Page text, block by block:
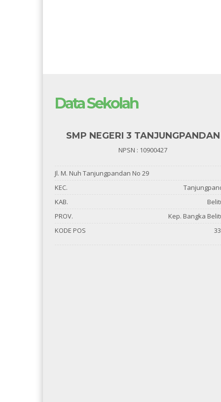
Data Sekolah
SMP NEGERI 3 TANJUNGPANDAN
NPSN : 10900427
Jl. M. Nuh Tanjungpandan No 29
KEC.
KAB.
PROV.
Kep. Bangka
KODE POS